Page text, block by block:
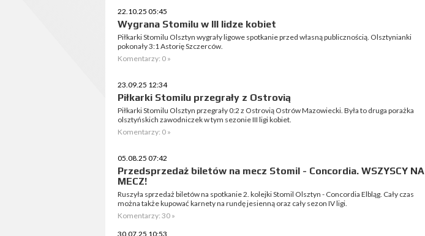
22.10.25 05:45
Wygrana Stomilu w III lidze kobiet
Piłkarki Stomilu Olsztyn wygrały ligowe spotkanie przed własną publicznością. Olsztynianki
pokonały 3:1 Astorię Szczerców.
Komentarzy: 0 »
23.09.25 12:34
Piłkarki Stomilu przegrały z Ostrovią
Piłkarki Stomilu Olsztyn przegrały 0:2 z Ostrovią Ostrów Mazowiecki. Była to druga porażka
olsztyńskich zawodniczek w tym sezonie III ligi kobiet.
Komentarzy: 0 »
05.08.25 07:42
Przedsprzedaż biletów na mecz Stomil - Concordia. WSZYSCY NA
MECZ!
Ruszyła sprzedaż biletów na spotkanie 2. kolejki Stomil Olsztyn - Concordia Elbląg. Cały czas
można także kupować karnety na rundę jesienną oraz cały sezon IV ligi.
Komentarzy: 30 »
30.07.25 10:53